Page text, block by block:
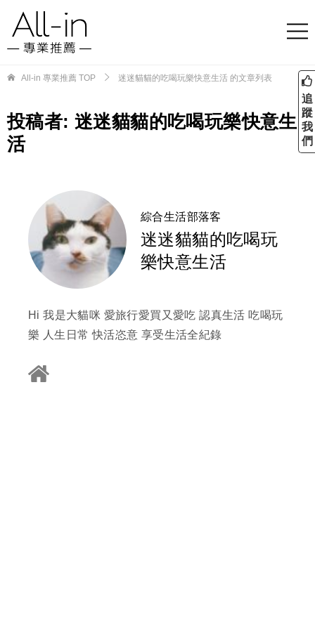
All-in 專業推薦 TOP 迷迷貓貓的吃喝玩樂快意生活 的文章列表
投稿者: 迷迷貓貓的吃喝玩樂快意生
活
綜合生活部落客
迷迷貓貓的吃喝玩
樂快意生活
Hi 我是大貓咪 愛旅行愛買又愛吃 認真生活 吃喝玩
樂 人生日常 快活恣意 享受生活全紀錄
追
蹤
我
們